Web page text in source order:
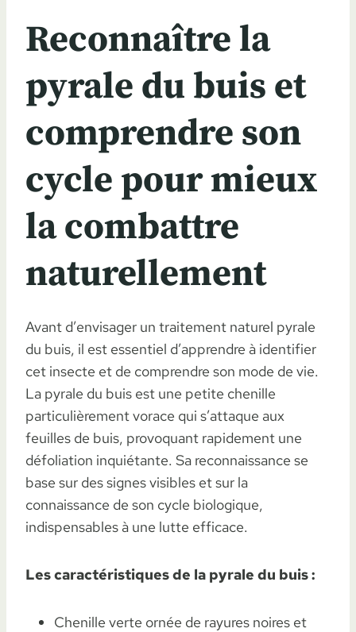
Reconnaître la
pyrale du buis et
comprendre son
cycle pour mieux
la combattre
naturellement
Avant d’envisager un traitement naturel pyrale
du buis, il est essentiel d’apprendre à identifier
cet insecte et de comprendre son mode de vie.
La pyrale du buis est une petite chenille
particulièrement vorace qui s’attaque aux
feuilles de buis, provoquant rapidement une
défoliation inquiétante. Sa reconnaissance se
base sur des signes visibles et sur la
connaissance de son cycle biologique,
indispensables à une lutte efficace.
Les caractéristiques de la pyrale du buis :
Chenille verte ornée de rayures noires et